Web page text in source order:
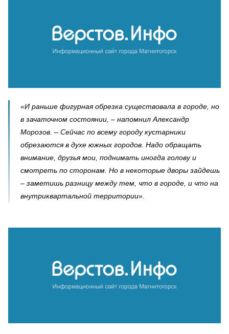
«И раньше фигурная обрезка существовала в городе, но
в зачаточном состоянии, – напомнил Александр
Морозов. – Сейчас по всему городу кустарники
обрезаются в духе южных городов. Надо обращать
внимание, друзья мои, поднимать иногда голову и
смотреть по сторонам. Но в некоторые дворы зайдешь
– заметишь разницу между тем, что в городе, и что на
внутриквартальной территории».